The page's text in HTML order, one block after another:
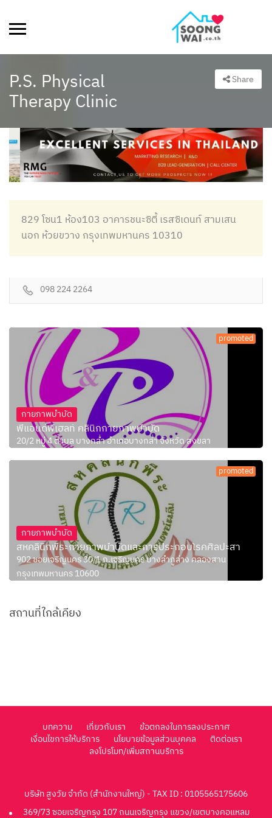
P.S. Physical
Therapy Clinic
Share
829 โซน1 ห้อง103 อาคารชนะซิตี้ เรสซิเดนท์ สามเสน
นอก ห้วยขวาง กรุงเทพมหานคร 10310
098 224 2264
promoted
กายภาพบำบัด
พีแอนด์พีเฮลท์ คลินิกกายภาพบำบัด
20/2 หมู่ 4 ตำบล บางกล่ำ อำเภอบางกล่ำ จังหวัด สงขลา
promoted
กายภาพบำบัด
สหคลินิกพีระกายภาพบำบัดและการประกอบโรคศิลปะสา
902 ซอยเจริญนคร 30/1 ถ.เจริญนคร บางลำภูล่าง คลองสาน
กรุงเทพมหานคร 10600
สถานที่ใกล้เคียง
บทความ เกี่ยวกับเรา
ข้อตกลงในการลงประกาศ
เงื่อนไขการให้บริการ
นโยบายข้อมูลส่วนบุคคล
ติดต่อเรา
ลงโปรโมท/เพิ่มสถานบริการ
บริษัท สูงวัย จำกัด (สำนักงานใหญ่) - TAX ID : 0105565175606
369/73 ซอยเจริญกรุง 107 ถนนเจริญกรุง แขวง/เขตบางคอแหลม